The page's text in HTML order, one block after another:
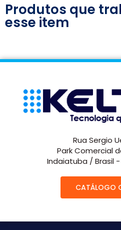
Produtos que
esse item
Rua Sergio
Park Comercial
Indaiatuba / Brasil -
CATÁLOGO